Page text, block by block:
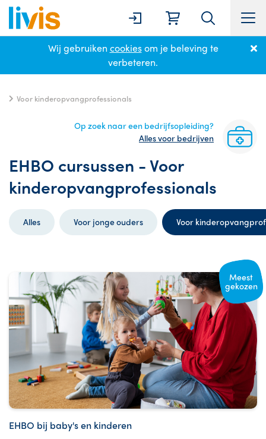
Wij gebruiken cookiesom je beleving te
verbeteren.
Cursussen EHBO cursussen
Voor kinderopvangprofessionals
EHBO cursussen - Voor
kinderopvangprofessionals
Op zoek naar een bedrijfsopleiding?
Alles voor bedrijven
Alles Voor jonge ouders Voor
Meest
gekozen
EHBO bij baby's en kinderen